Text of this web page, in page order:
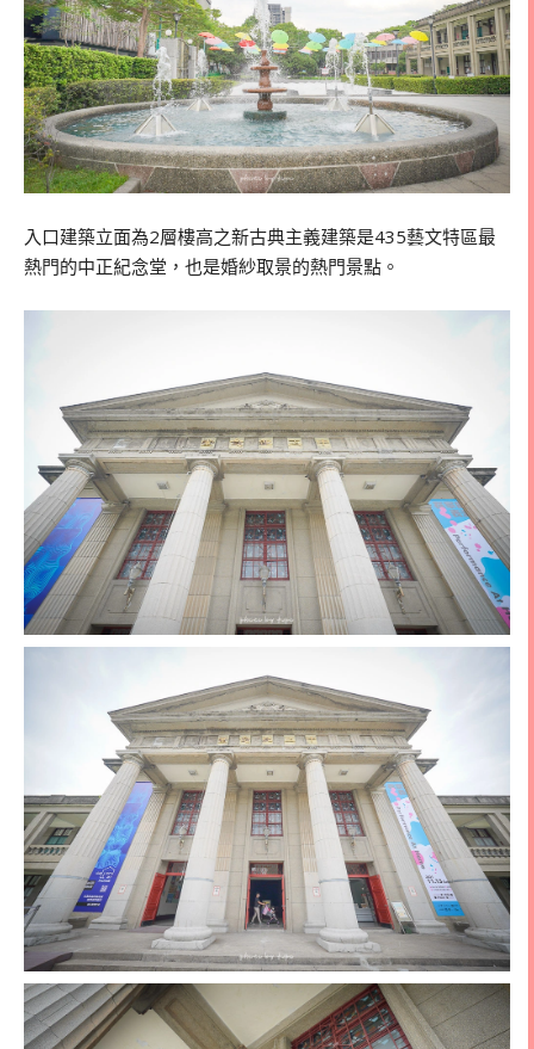
入口建築立面為2層樓高之新古典主義建築是435藝文特區最
熱門的中正紀念堂，也是婚紗取景的熱門景點。